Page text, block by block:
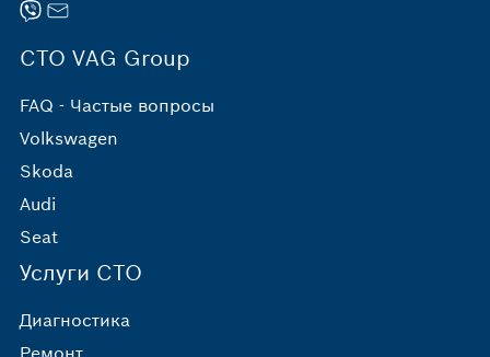
СТО VAG Group
FAQ - Частые вопросы
Volkswagen
Skoda
Audi
Seat
Услуги СТО
Диагностика
Ремонт